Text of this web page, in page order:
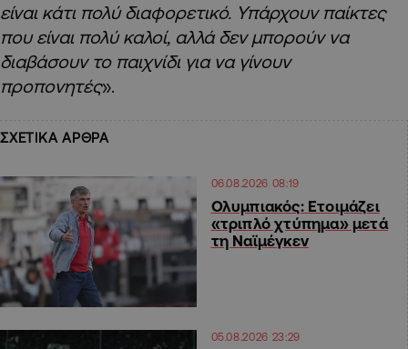
είναι κάτι πολύ διαφορετικό. Υπάρχουν παίκτες
που είναι πολύ καλοί, αλλά δεν μπορούν να
διαβάσουν το παιχνίδι για να γίνουν
προπονητές».
ΣΧΕΤΙΚΑ ΑΡΘΡΑ
06.08.2026 08:19
Ολυμπιακός: Ετοιμάζει
«τριπλό χτύπημα» μετά
τη Ναϊμέγκεν
05.08.2026 23:29